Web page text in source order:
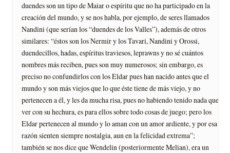
duendes son un tipo de Maiar o espíritu que no ha participado en la
creación del mundo, y se nos habla, por ejemplo, de seres llamados
Nandini (que serían los “duendes de los Valles”), además de otros
similares: “éstos son los Nermir y los Tavari, Nandini y Orossi,
duendecillos, hadas, espíritus traviesos, leprawns y no sé cuántos
nombres más reciben, pues son muy numerosos; sin embargo, es
preciso no confundirlos con los Eldar pues han nacido antes que el
mundo y son más viejos que lo que éste tiene de más viejo, y no
pertenecen a él, y les da mucha risa, pues no habiendo tenido nada que
ver con su hechura, es para ellos sobre todo cosas de juego; pero los
Eldar pertenecen al mundo y lo aman con un amor ardiente, y por esa
razón sienten siempre nostalgia, aun en la felicidad extrema”;
también se nos dice que Wendelin (posteriormente Melian), era un